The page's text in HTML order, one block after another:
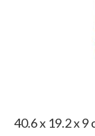
‎40.6 x 19.2 x 9